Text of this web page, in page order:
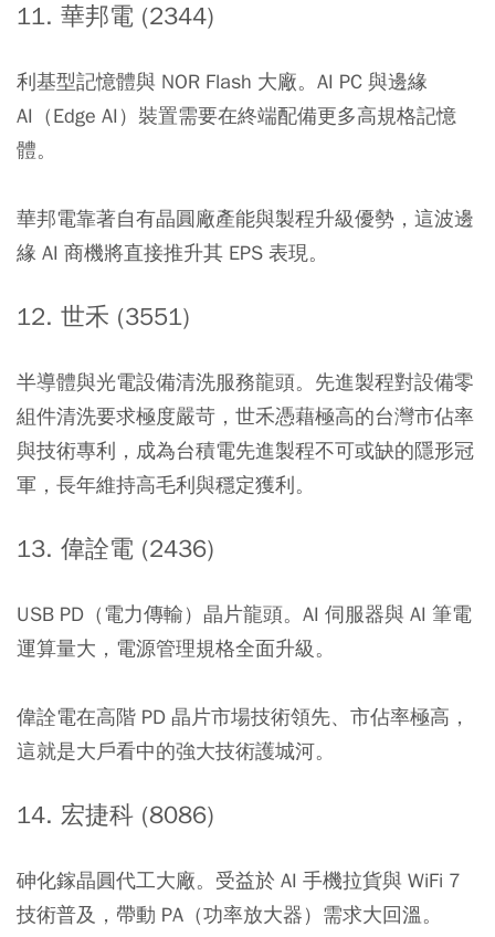
11. 華邦電 (2344)
利基型記憶體與 NOR Flash 大廠。AI PC 與邊緣
AI（Edge AI）裝置需要在終端配備更多高規格記憶
體。
華邦電靠著自有晶圓廠產能與製程升級優勢，這波邊
緣 AI 商機將直接推升其 EPS 表現。
12. 世禾 (3551)
半導體與光電設備清洗服務龍頭。先進製程對設備零
組件清洗要求極度嚴苛，世禾憑藉極高的台灣市佔率
與技術專利，成為台積電先進製程不可或缺的隱形冠
軍，長年維持高毛利與穩定獲利。
13. 偉詮電 (2436)
USB PD（電力傳輸）晶片龍頭。AI 伺服器與 AI 筆電
運算量大，電源管理規格全面升級。
偉詮電在高階 PD 晶片市場技術領先、市佔率極高，
這就是大戶看中的強大技術護城河。
14. 宏捷科 (8086)
砷化鎵晶圓代工大廠。受益於 AI 手機拉貨與 WiFi 7
技術普及，帶動 PA（功率放大器）需求大回溫。